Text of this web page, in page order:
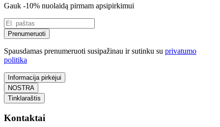
Gauk -10% nuolaidą pirmam apsipirkimui
Prenumeruoti
Spausdamas prenumeruoti susipažinau ir sutinku su privatumo
politika
Informacija pirkėjui
NOSTRA
Tinklaraštis
Kontaktai